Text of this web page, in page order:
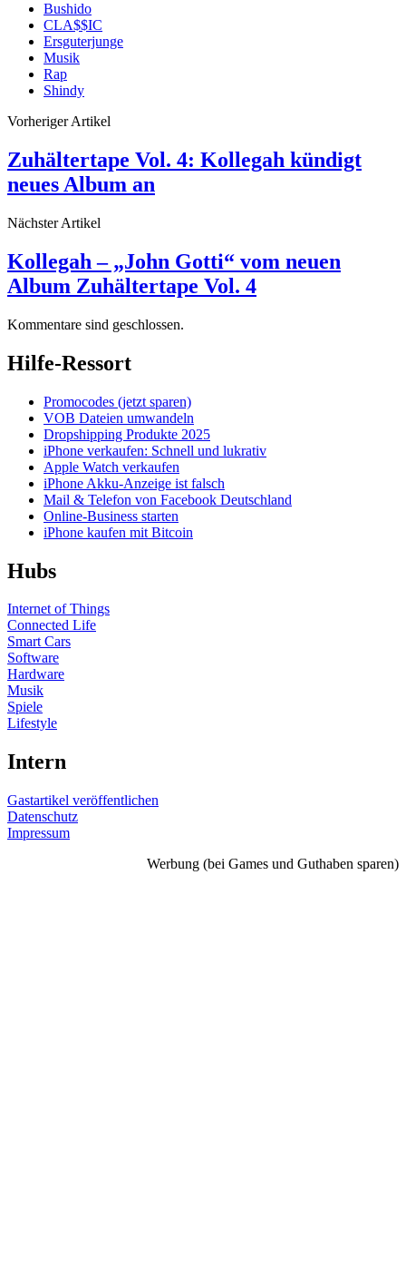
Bushido
CLA$$IC
Ersguterjunge
Musik
Rap
Shindy
Vorheriger Artikel
Zuhältertape Vol. 4: Kollegah kündigt
neues Album an
Nächster Artikel
Kollegah – „John Gotti“ vom neuen
Album Zuhältertape Vol. 4
Kommentare sind geschlossen.
Hilfe-Ressort
Promocodes (jetzt sparen)
VOB Dateien umwandeln
Dropshipping Produkte 2025
iPhone verkaufen: Schnell und lukrativ
Apple Watch verkaufen
iPhone Akku-Anzeige ist falsch
Mail & Telefon von Facebook Deutschland
Online-Business starten
iPhone kaufen mit Bitcoin
Hubs
Internet of Things
Connected Life
Smart Cars
Software
Hardware
Musik
Spiele
Lifestyle
Intern
Gastartikel veröffentlichen
Datenschutz
Impressum
Werbung (bei Games und Guthaben sparen)